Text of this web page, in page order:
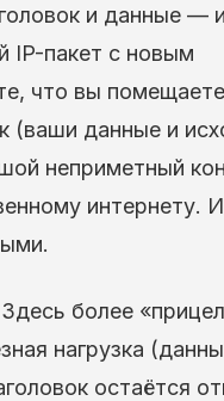
и данные —
IP-пакет с новым
что вы помещаете
(ваши данные и
неприметный
интернету.
Здесь более
нагрузка
остаётся